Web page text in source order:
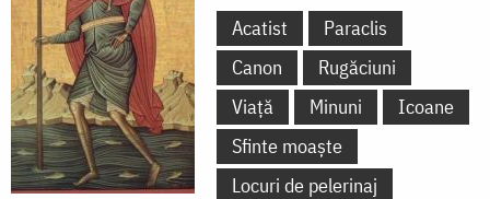
Acatist
Paraclis
Canon
Rugăciuni
Viață
Minuni
Icoane
Sfinte moaște
Locuri de pelerinaj